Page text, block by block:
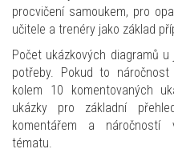
procvičení samoukem, pro
učitele a trenéry jako základ
Počet ukázkových diagramů
potřeby. Pokud to
kolem 10 komentovaných
ukázky pro základní
komentářem a náročností
tématu.